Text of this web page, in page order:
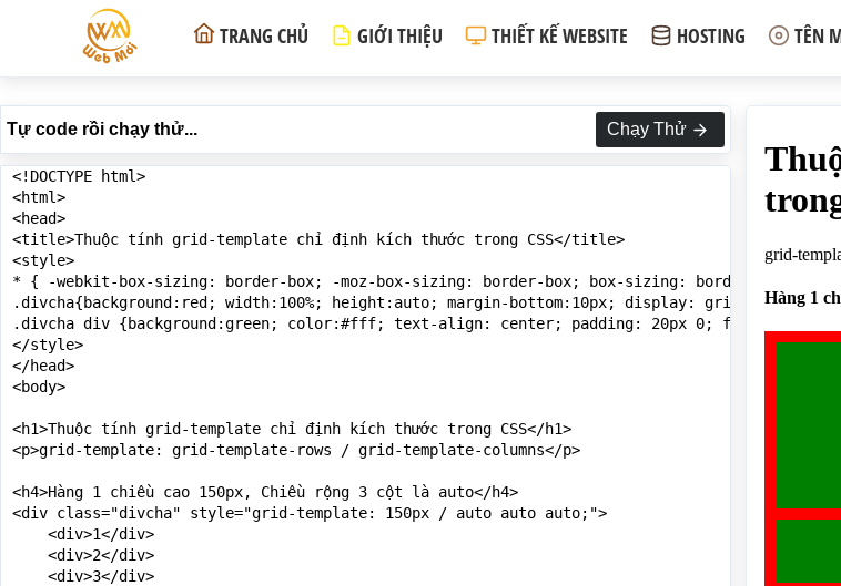
TRANG CHỦ GIỚI THIỆU THIẾT KẾ WEBSITE HOSTING TÊN
Tự code rồi chạy thử... Chạy Thử
<!DOCTYPE html>
<html>
<head>
<title>Thuộc tính grid-template chỉ định kích thước trong CSS</title>
<style>
* { -webkit-box-sizing: border-box; -moz-box-sizing: border-box; box-sizing: border-box;}
.divcha{background:red; width:100%; height:auto; margin-bottom:10px; display: grid; grid-
.divcha div {background:green; color:#fff; text-align: center; padding: 20px 0; font-size:
</style>
</head>
<body>
<h1>Thuộc tính grid-template chỉ định kích thước trong CSS</h1>
<p>grid-template: grid-template-rows / grid-template-columns</p>
<h4>Hàng 1 chiều cao 150px, Chiều rộng 3 cột là auto</h4>
<div class="divcha" style="grid-template: 150px / auto auto auto;">
    <div>1</div>
    <div>2</div>
    <div>3</div>